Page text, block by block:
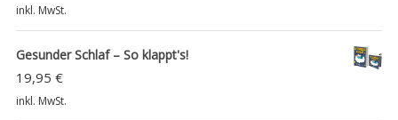
inkl. MwSt.
Gesunder Schlaf – So klappt's!
19,95 €
inkl. MwSt.